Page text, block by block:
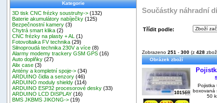
Kategorie
3D tisk CNC frézky soustruhy-> (132)
Baterie akumulátory nabíječky (125)
Bezpečnostní kamery (3)
Chytrá smart klika (2)
CNC frézky na plasty + AL
(1)
Fotovoltaika FV technika (29)
Silnoproudá technika 230V a více (8)
Alarmy modemy trackery GSM GPS (16)
Auto doplňky (27)
Alix case (3)
Antény a kompletní spoje-> (34)
ARDUINO čidla a senzory (46)
ARDUINO moduly shieldy (114)
ARDUINO ESP32 procesorové desky (33)
ARDUINO LCD DISPLAY (16)
BMS JKBMS JIKONG-> (19)
Součástky náhradní
Třídit podle:
Zobrazeno 251 - 300 (z 428
Obrázek zboží
Pojistka
boxovaná
50